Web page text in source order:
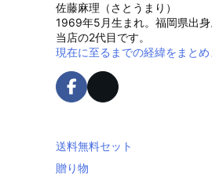
佐藤麻理（さとうまり）
1969年5月生まれ。福岡県出身
当店の2代目です。
現在に至るまでの経緯をまとめ
送料無料セット
贈り物